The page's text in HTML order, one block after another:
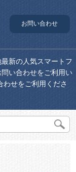
お問い合わせ
新の人気スマートフ
い合わせをご利用い
せをご利用くださ